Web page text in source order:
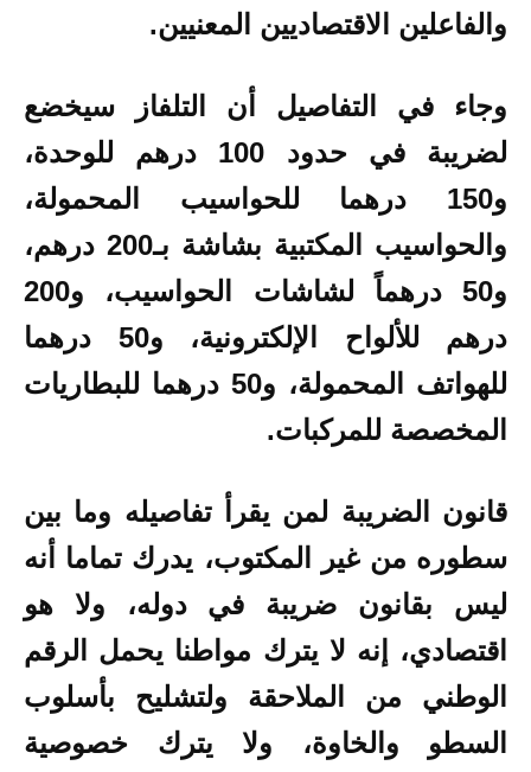
والفاعلين الاقتصاديين المعنيين.
وجاء في التفاصيل أن التلفاز سيخضع
لضريبة في حدود 100 درهم للوحدة،
و150 درهما للحواسيب المحمولة،
والحواسيب المكتبية بشاشة بـ200 درهم،
و50 درهماً لشاشات الحواسيب، و200
درهم للألواح الإلكترونية، و50 درهما
للهواتف المحمولة، و50 درهما للبطاريات
المخصصة للمركبات.
قانون الضريبة لمن يقرأ تفاصيله وما بين
سطوره من غير المكتوب، يدرك تماما أنه
ليس بقانون ضريبة في دوله، ولا هو
اقتصادي، إنه لا يترك مواطنا يحمل الرقم
الوطني من الملاحقة ولتشليح بأسلوب
السطو والخاوة، ولا يترك خصوصية